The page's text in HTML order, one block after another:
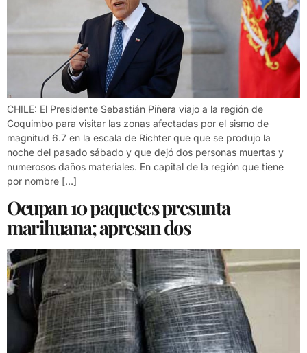
CHILE: El Presidente Sebastián Piñera viajo a la región de
Coquimbo para visitar las zonas afectadas por el sismo de
magnitud 6.7 en la escala de Richter que que se produjo la
noche del pasado sábado y que dejó dos personas muertas y
numerosos daños materiales. En capital de la región que tiene
por nombre […]
Ocupan 10 paquetes presunta
marihuana; apresan dos